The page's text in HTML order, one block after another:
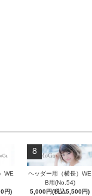
WE
円)
8
ヘッダー用（横長）WE
B用(No.54)
5,000円(税込5,500円)